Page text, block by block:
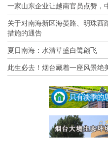
一家山东企业让越南官员点赞，
关于对南海新区海晏路、明珠西
措施的通告
夏日南海：水清草盛白鹭翩飞
此生必去！烟台藏着一座风景绝